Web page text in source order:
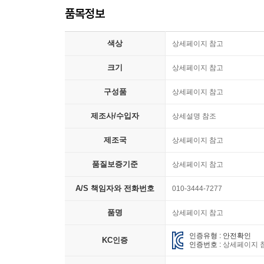
품목정보
색상 상세페이지 참고
크기 상세페이지 참고
구성품 상세페이지 참고
제조사/수입자 상세설명 참조
제조국 상세페이지 참고
품질보증기준 상세페이지 참고
A/S 책임자와 전화번호 010-3444-7277
품명 상세페이지 참고
KC인증
인증유형 : 안전확인
인증번호 :상세페이지